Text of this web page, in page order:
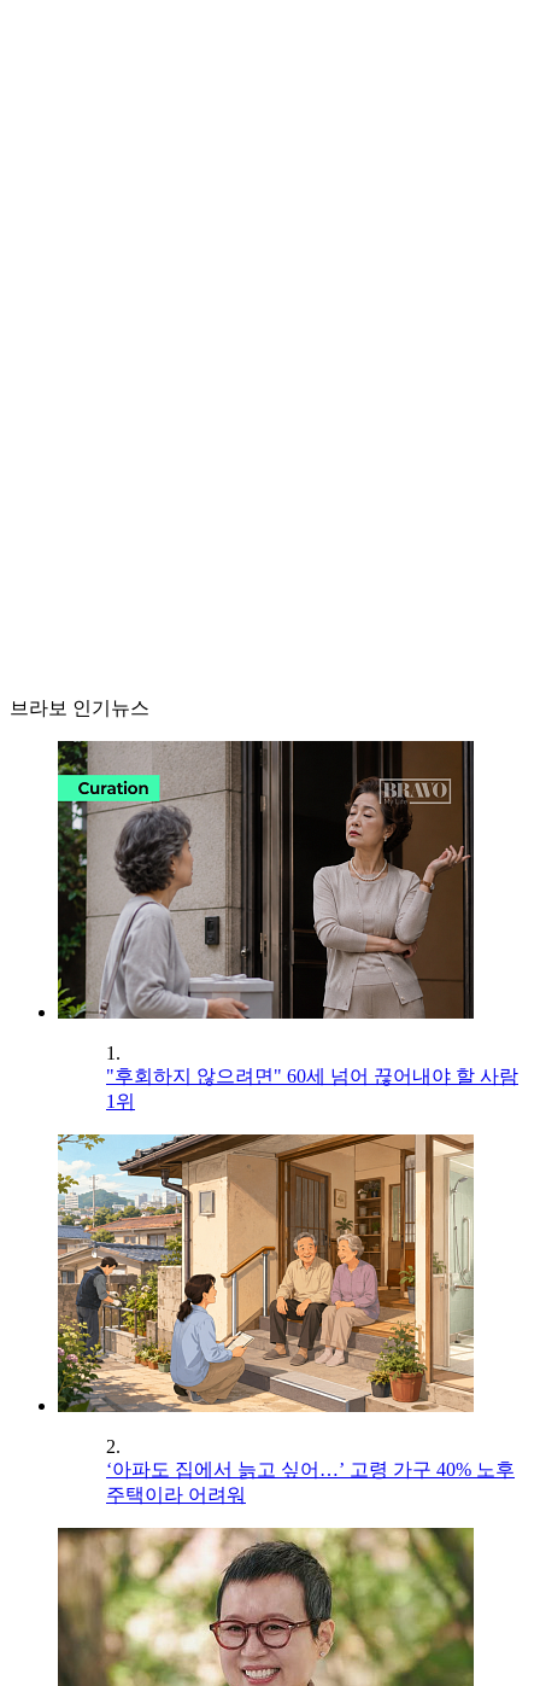
브라보 인기뉴스
1.
"후회하지 않으려면" 60세 넘어 끊어내야 할 사람
1위
2.
‘아파도 집에서 늙고 싶어…’ 고령 가구 40% 노후
주택이라 어려워